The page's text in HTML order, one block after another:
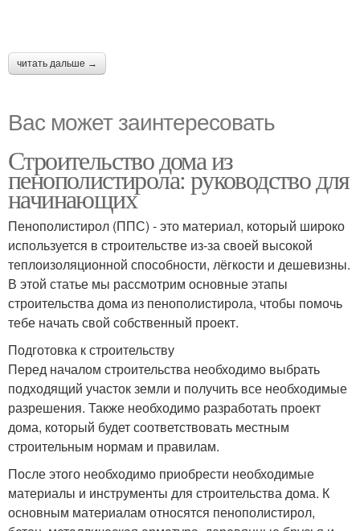
читать дальше →
Вас может заинтересовать
Строительство дома из
пенополистирола: руководство для
начинающих
Пенополистирол (ППС) - это материал, который широко
используется в строительстве из-за своей высокой
теплоизоляционной способности, лёгкости и дешевизны.
В этой статье мы рассмотрим основные этапы
строительства дома из пенополистирола, чтобы помочь
тебе начать свой собственный проект.
Подготовка к строительству
Перед началом строительства необходимо выбрать
подходящий участок земли и получить все необходимые
разрешения. Также необходимо разработать проект
дома, который будет соответствовать местным
строительным нормам и правилам.
После этого необходимо приобрести необходимые
материалы и инструменты для строительства дома. К
основным материалам относятся пенополистирол,